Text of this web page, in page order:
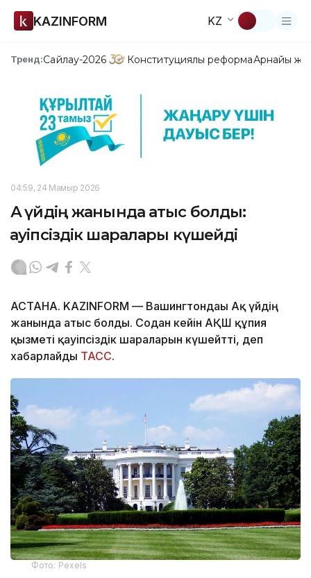
KAZINFORM KZ
Тренд:Сайлау-2026 Конституциялық реформаАрнайы
04:59, 24 Мамыр 2026
Ақ үйдің жанында атыс болды:
қауіпсіздік шаралары күшейді
АСТАНА. KAZINFORM — Вашингтондағы Ақ үйдің
жанында атыс болды. Содан кейін АҚШ құпия
қызметі қауіпсіздік шараларын күшейтті, деп
хабарлайды ТАСС.
Фото: Pexels